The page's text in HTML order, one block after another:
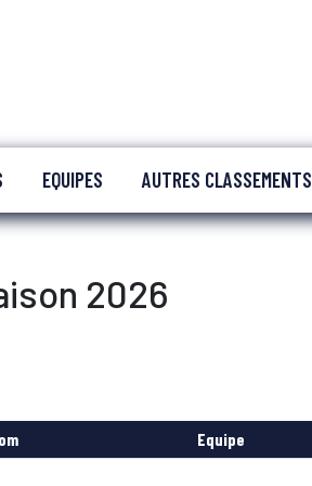
EQUIPES AUTRES CLASSEMENTS
2026
Equipe